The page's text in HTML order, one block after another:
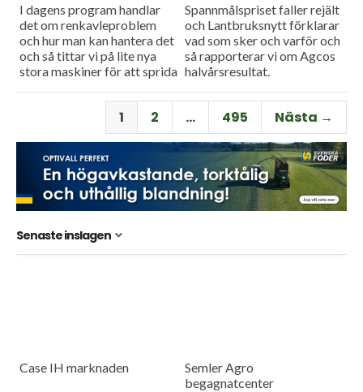
I dagens program handlar
det om renkavleproblem
och hur man kan hantera det
och så tittar vi på lite nya
stora maskiner för att sprida
Spannmålspriset faller rejält
och Lantbruksnytt förklarar
vad som sker och varför och
så rapporterar vi om Agcos
halvårsresultat.
1 2 … 495 Nästa →
Senaste inslagen
Case IH marknaden
Semler Agro
begagnatcenter